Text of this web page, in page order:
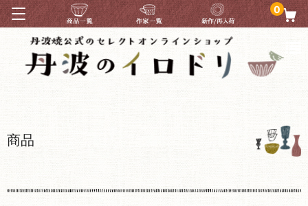
0
商品